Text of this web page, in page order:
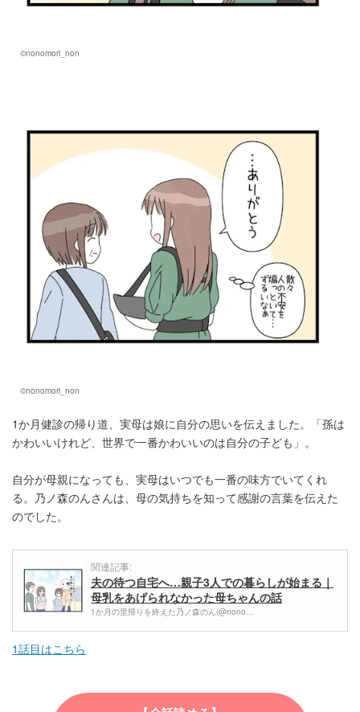
©nonomori_non
©nonomori_non
1か月健診の帰り道、実母は娘に自分の思いを伝えました。「孫は
かわいいけれど、世界で一番かわいいのは自分の子ども」。
自分が母親になっても、実母はいつでも一番の味方でいてくれ
る。乃ノ森のんさんは、母の気持ちを知って感謝の言葉を伝えた
のでした。
関連記事:
夫の待つ自宅へ…親子3人での暮らしが始まる｜
母乳をあげられなかった母ちゃんの話
1か月の里帰りを終えた乃ノ森のん(@nono…
1話目はこちら